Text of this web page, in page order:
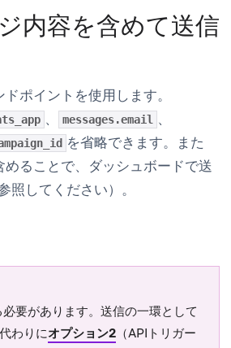
内容を含めて送信
ポイントを使用します。
、 messages.email 、
を省略できます。また
めることで、ダッシュボードで送
照してください）。
要があります。送信の一環として
わりにオプション2 （APIトリガー